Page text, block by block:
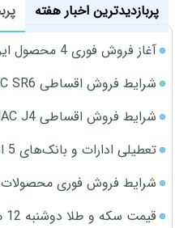
پربازدیدترین اخبار هفته
آغاز فروش فوری 4 محصول ایران خودرو در نمایندگی‌ها
شرایط فروش اقساطی KMC SR6 کرمان موتور اعلام شد
شرایط فروش اقساطی JAC J4 (مرداد 1405)
تعطیلی ادارات و بانک‌های 5 استان در روز چهارشنبه
شرایط فروش فوری محصولات
قیمت سکه و طلا دوشنبه 12 مرداد 1405